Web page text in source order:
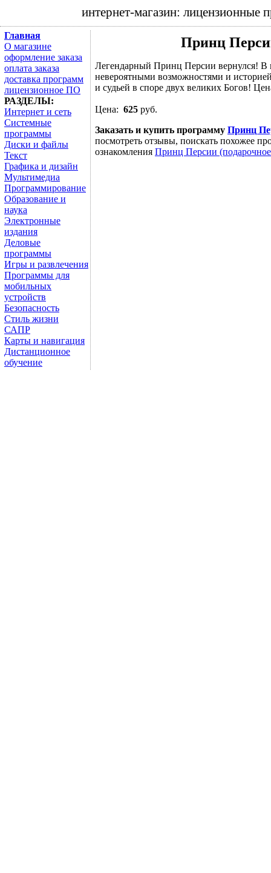
интернет-магазин:
Главная
О магазине
оформление заказа
оплата заказа
доставка программ
лицензионное ПО
РАЗДЕЛЫ:
Интернет и сеть
Системные
программы
Диски и файлы
Текст
Графика и дизайн
Мультимедиа
Программирование
Образование и
наука
Электронные
издания
Деловые
программы
Игры и развлечения
Программы для
мобильных
устройств
Безопасность
Стиль жизни
САПР
Карты и навигация
Дистанционное
обучение
Принц
Легендарный Принц Персии вернулся! В
невероятными возможностями и
и судьей в споре двух великих Богов!
Цена: 625 руб.
Заказать и купить программу Принц
посмотреть отзывы, поискать похожее
ознакомления Принц Персии